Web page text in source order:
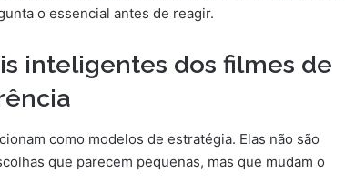
o essencial antes de reagir.
inteligentes dos filmes de
como modelos de estratégia. Elas não são
que parecem pequenas, mas que mudam o